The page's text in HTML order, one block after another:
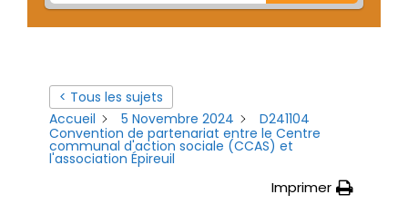
< Tous les sujets
Accueil
5 Novembre 2024
D241104
Convention de partenariat entre le Centre
communal d'action sociale (CCAS) et
l'association Épireuil
Imprimer